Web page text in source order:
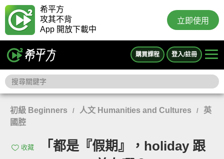
希平方
攻其不背
App 開放下載中
立即使用
購買課程 登入/註冊
初級 Beginners / 人文 Humanities and Cultures /
英
國腔
收藏
「都是『假期』，holiday 跟